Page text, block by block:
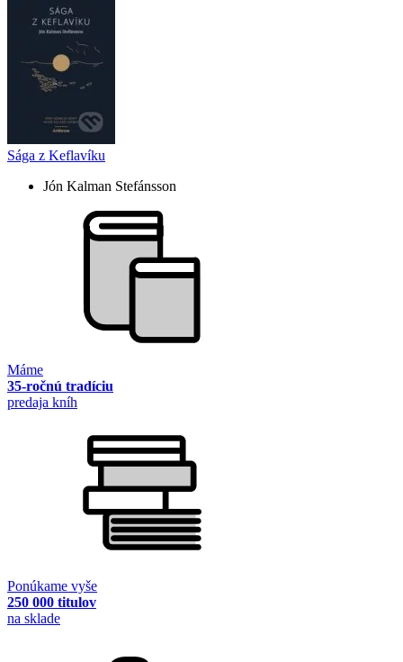
Sága z Keflavíku
Jón Kalman Stefánsson
Máme
35-ročnú tradíciu
predaja kníh
Ponúkame vyše
250 000 titulov
na sklade